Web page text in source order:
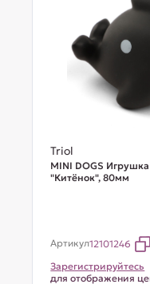
Triol
MINI DOGS
"Китёнок", 80мм
Артикул12101246
Зарегистрируйтесь
для отображения